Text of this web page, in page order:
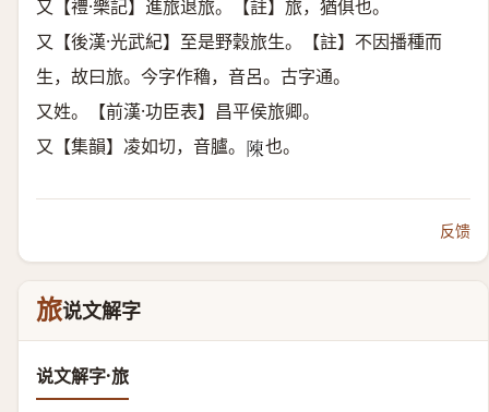
又【禮·樂記】進旅退旅。【註】旅，猶俱也。
又【後漢·光武紀】至是野穀旅生。【註】不因播種而
生，故曰旅。今字作穭，音呂。古字通。
又姓。【前漢·功臣表】昌平侯旅卿。
又【集韻】凌如切，音臚。 𨻰 也。
反馈
旅说文解字
说文解字·旅